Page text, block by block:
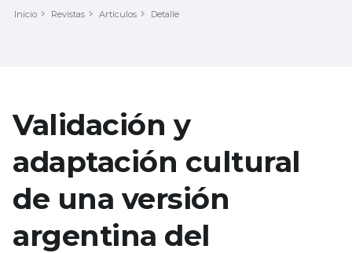
Inicio Revistas Artículos Detalle
Validación y
adaptación cultural
de una versión
argentina del